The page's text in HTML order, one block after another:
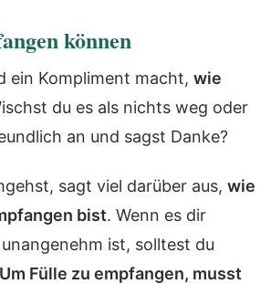
können
ein Kompliment macht, wie
du es als nichts weg oder
an und sagst Danke?
sagt viel darüber aus, wie
bist. Wenn es dir
ist, solltest du
Um Fülle zu empfangen, musst